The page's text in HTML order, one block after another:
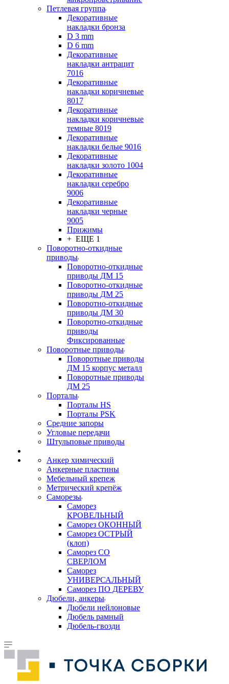
Петлевая группа
Декоративные
накладки бронза
D 3 mm
D 6 mm
Декоративные
накладки антрацит
7016
Декоративные
накладки коричневые
8017
Декоративные
накладки коричневые
темные 8019
Декоративные
накладки белые 9016
Декоративные
накладки золото 1004
Декоративные
накладки серебро
9006
Декоративные
накладки черные
9005
Прижимы
+ ЕЩЕ 1
Поворотно-откидные
приводы
Поворотно-откидные
приводы ДМ 15
Поворотно-откидные
приводы ДМ 25
Поворотно-откидные
приводы ДМ 30
Поворотно-откидные
приводы
Фиксированные
Поворотные приводы
Поворотные приводы
ДМ 15 корпус металл
Поворотные приводы
ДМ 25
Порталы
Порталы HS
Порталы PSK
Средние запоры
Угловые передачи
Штульповые приводы
Анкер химический
Анкерные пластины
Мебельный крепеж
Метрический крепёж
Саморезы
Саморез
КРОВЕЛЬНЫЙ
Саморез ОКОННЫЙ
Саморез ОСТРЫЙ
(клоп)
Саморез СО
СВЕРЛОМ
Саморез
УНИВЕРСАЛЬНЫЙ
Саморез ПО ДЕРЕВУ
Дюбели, анкеры
Дюбели нейлоновые
Дюбель рамный
Дюбель-гвозди